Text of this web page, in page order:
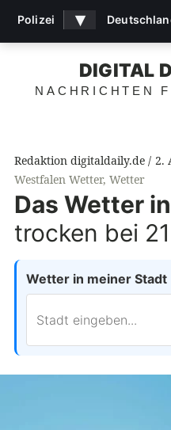
DIGITAL
NACHRICHTEN
Redaktion digitaldaily.de 2.
Westfalen Wetter, Wetter
Das Wetter
trocken bei
Wetter in meiner Stadt
Polizei ▾